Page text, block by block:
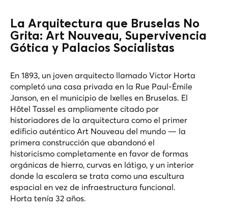
La Arquitectura que Bruselas No
Grita: Art Nouveau, Supervivencia
Gótica y Palacios Socialistas
En 1893, un joven arquitecto llamado Victor Horta
completó una casa privada en la Rue Paul-Émile
Janson, en el municipio de Ixelles en Bruselas. El
Hôtel Tassel es ampliamente citado por
historiadores de la arquitectura como el primer
edificio auténtico Art Nouveau del mundo — la
primera construcción que abandonó el
historicismo completamente en favor de formas
orgánicas de hierro, curvas en látigo, y un interior
donde la escalera se trata como una escultura
espacial en vez de infraestructura funcional.
Horta tenía 32 años.